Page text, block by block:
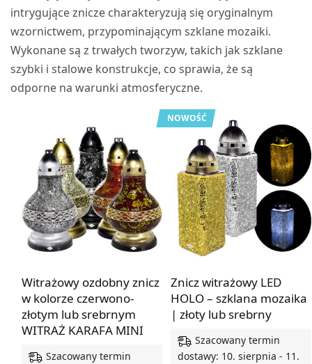
intrygujące znicze charakteryzują się oryginalnym
wzornictwem, przypominającym szklane mozaiki.
Wykonane są z trwałych tworzyw, takich jak szklane
szybki i stalowe konstrukcje, co sprawia, że są
odporne na warunki atmosferyczne.
Witrażowy ozdobny znicz
w kolorze czerwono-
złotym lub srebrnym
WITRAŻ KARAFA MINI
Szacowany termin
NOWOŚĆ
Znicz witrażowy LED
HOLO – szklana mozaika
| złoty lub srebrny
Szacowany termin
dostawy: 10. sierpnia - 11.